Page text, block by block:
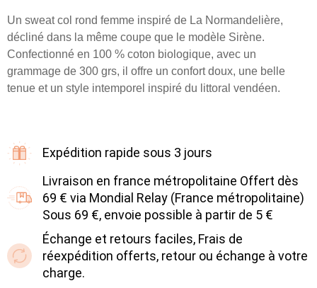
Un sweat col rond femme inspiré de La Normandelière,
décliné dans la même coupe que le modèle Sirène.
Confectionné en 100 % coton biologique, avec un
grammage de 300 grs, il offre un confort doux, une belle
tenue et un style intemporel inspiré du littoral vendéen.
Expédition rapide sous 3 jours
Livraison en france métropolitaine Offert dès
69 € via Mondial Relay (France métropolitaine)
Sous 69 €, envoie possible à partir de 5 €
Échange et retours faciles, Frais de
réexpédition offerts, retour ou échange à votre
charge.